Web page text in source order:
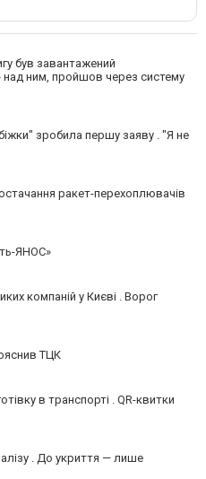
був завантажений
над ним, пройшов через систему
зробила першу заяву . "Я не
ракет-перехоплювачів
ЯНОС»
компаній у Києві . Ворог
ТЦК
в транспорті . QR-квитки
. До укриття — лише